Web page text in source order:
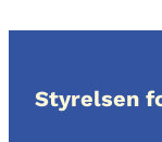
Styrelsen